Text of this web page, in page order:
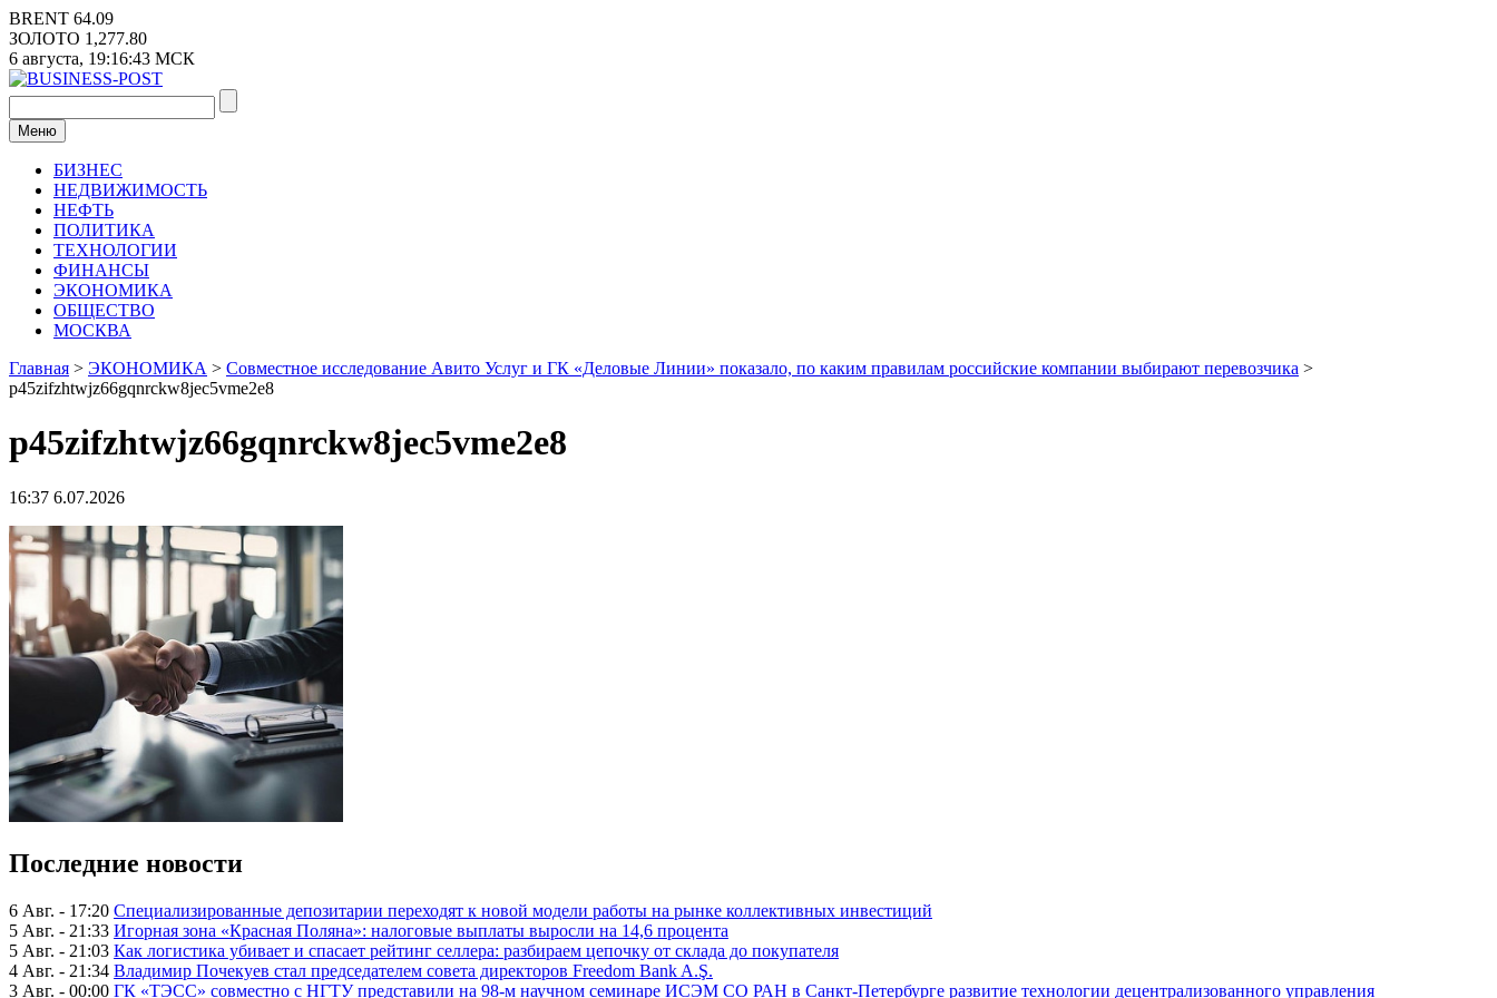
Перейти
к
содержимому
BRENT 64.09
ЗОЛОТО 1,277.80
6 августа, 19:16:44 МСК
Меню
БИЗНЕС
НЕДВИЖИМОСТЬ
НЕФТЬ
ПОЛИТИКА
ТЕХНОЛОГИИ
ФИНАНСЫ
ЭКОНОМИКА
ОБЩЕСТВО
МОСКВА
Главная > ЭКОНОМИКА > Совместное исследование Авито Услуг и ГК «Деловые Линии» показало, по каким правилам российские компании выбирают перевозчика >
p45zifzhtwjz66gqnrckw8jec5vme2e8
p45zifzhtwjz66gqnrckw8jec5vme2e8
16:37 6.07.2026
Последние новости
6 Авг. - 17:20 Специализированные депозитарии переходят к новой модели работы на рынке коллективных инвестиций
5 Авг. - 21:33 Игорная зона «Красная Поляна»: налоговые выплаты выросли на 14,6 процента
5 Авг. - 21:03 Как логистика убивает и спасает рейтинг селлера: разбираем цепочку от склада до покупателя
4 Авг. - 21:34 Владимир Почекуев стал председателем совета директоров Freedom Bank A.Ş.
3 Авг. - 00:00 ГК «ТЭСС» совместно с НГТУ представили на 98-м научном семинаре ИСЭМ СО РАН в Санкт-Петербурге развитие технологии децентрализованного управления